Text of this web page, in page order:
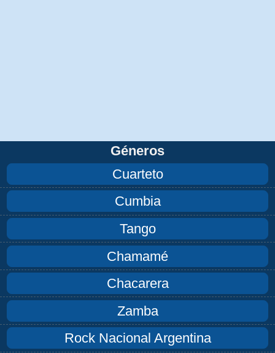
Géneros
Cuarteto
Cumbia
Tango
Chamamé
Chacarera
Zamba
Rock Nacional Argentina